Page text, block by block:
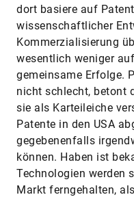
dort basiere auf
wissenschaftlicher
Kommerzialisierung
wesentlich weniger
gemeinsame Erfolge.
nicht schlecht, betont
sie als Karteileiche
Patente in den USA
gegebenenfalls
können. Haben ist
Technologien werden
Markt ferngehalten,